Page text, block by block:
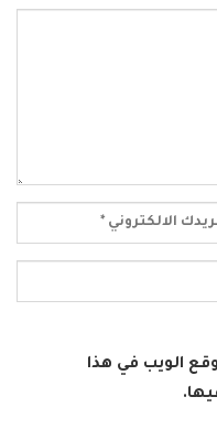
الويب في هذا